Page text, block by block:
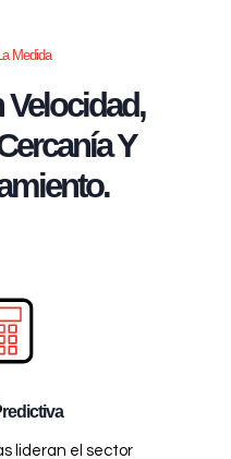
Medida
Y
lideran el sector